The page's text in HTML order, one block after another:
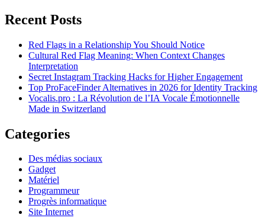
Recent Posts
Red Flags in a Relationship You Should Notice
Cultural Red Flag Meaning: When Context Changes
Interpretation
Secret Instagram Tracking Hacks for Higher Engagement
Top ProFaceFinder Alternatives in 2026 for Identity Tracking
Vocalis.pro : La Révolution de l’IA Vocale Émotionnelle
Made in Switzerland
Categories
Des médias sociaux
Gadget
Matériel
Programmeur
Progrès informatique
Site Internet